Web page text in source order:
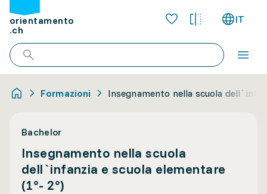
orientamento
.ch
IT
Formazioni Insegnamento nella scuola
Bachelor
Insegnamento nella scuola
dell`infanzia e scuola elementare
(1°- 2°)